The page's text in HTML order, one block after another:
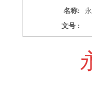
名称:
文号 :